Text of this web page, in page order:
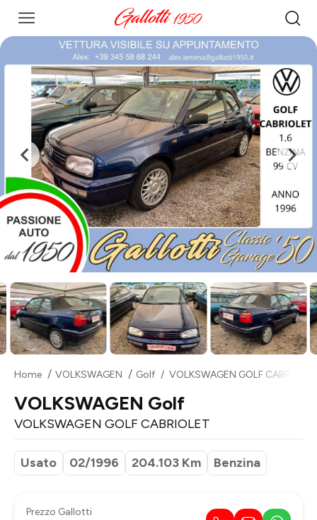
Home VOLKSWAGEN Golf VOLKSWAGEN GOLF CABRIOLET
VOLKSWAGEN Golf
VOLKSWAGEN GOLF CABRIOLET
Usato 02/1996 204.103 Km Benzina
Prezzo Gallotti